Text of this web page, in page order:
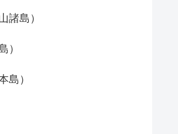
諸島）
）
島）